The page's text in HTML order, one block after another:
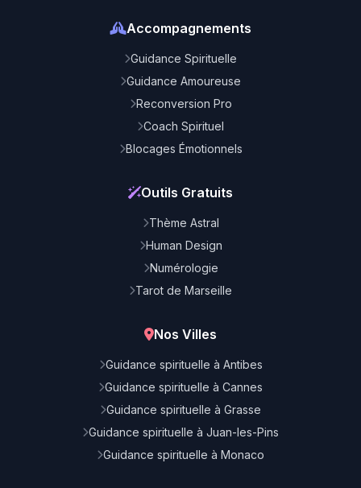
Accompagnements
Guidance Spirituelle
Guidance Amoureuse
Reconversion Pro
Coach Spirituel
Blocages Émotionnels
Outils Gratuits
Thème Astral
Human Design
Numérologie
Tarot de Marseille
Nos Villes
Guidance spirituelle à Antibes
Guidance spirituelle à Cannes
Guidance spirituelle à Grasse
Guidance spirituelle à Juan-les-Pins
Guidance spirituelle à Monaco